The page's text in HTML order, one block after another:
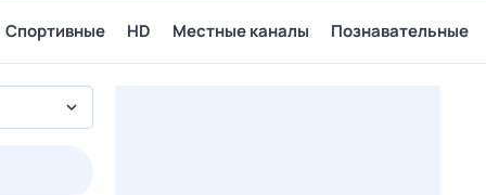
Спортивные HD Местные каналы Познавательные